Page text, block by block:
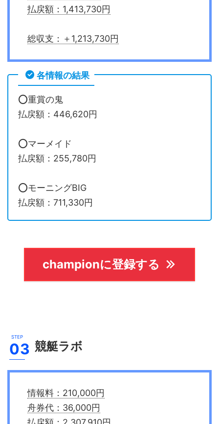
払戻額：1,413,730円
総収支：＋1,213,730円
各情報の結果
⭕️重賞の鬼
払戻額：446,620円
⭕️マーメイド
払戻額：255,780円
⭕️モーニングBIG
払戻額：711,330円
championに登録する
競艇ラボ
情報料：210,000円
舟券代：36,000円